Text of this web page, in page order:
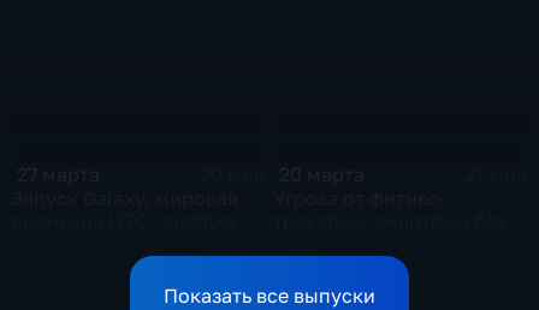
Показать все выпуски